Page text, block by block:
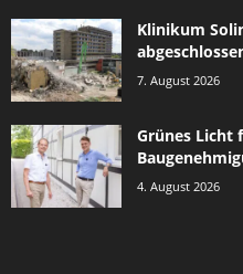
Klinikum
7. August 2026
Grünes Licht
4. August 2026